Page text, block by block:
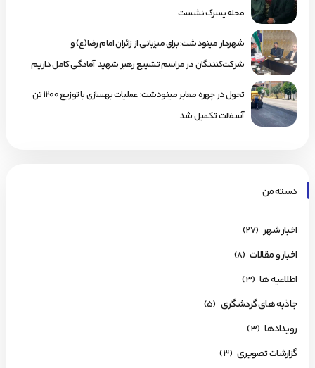
محله پسرک نشست
شهردار مینودشت: برای میزبانی از زائران امام رضا(ع) و
شرکت‌کنندگان در مراسم تشییع رهبر شهید آمادگی کامل داریم
تحول در چهره معابر مینودشت؛ عملیات بهسازی با توزیع ۱۲۰۰ تن
آسفالت تکمیل شد
دسته من
اخبار شهر (۲۷)
اخبار و مقالات (۸)
اطلاعیه ها (۳)
جاذبه های گردشگری (۵)
رویـدادها (۳)
گزارشات تصویری (۳)